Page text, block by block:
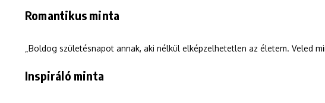
Romantikus minta
„Boldog születésnapot annak, aki nélkül elképzelhetetlen az életem. Veled
Inspiráló minta